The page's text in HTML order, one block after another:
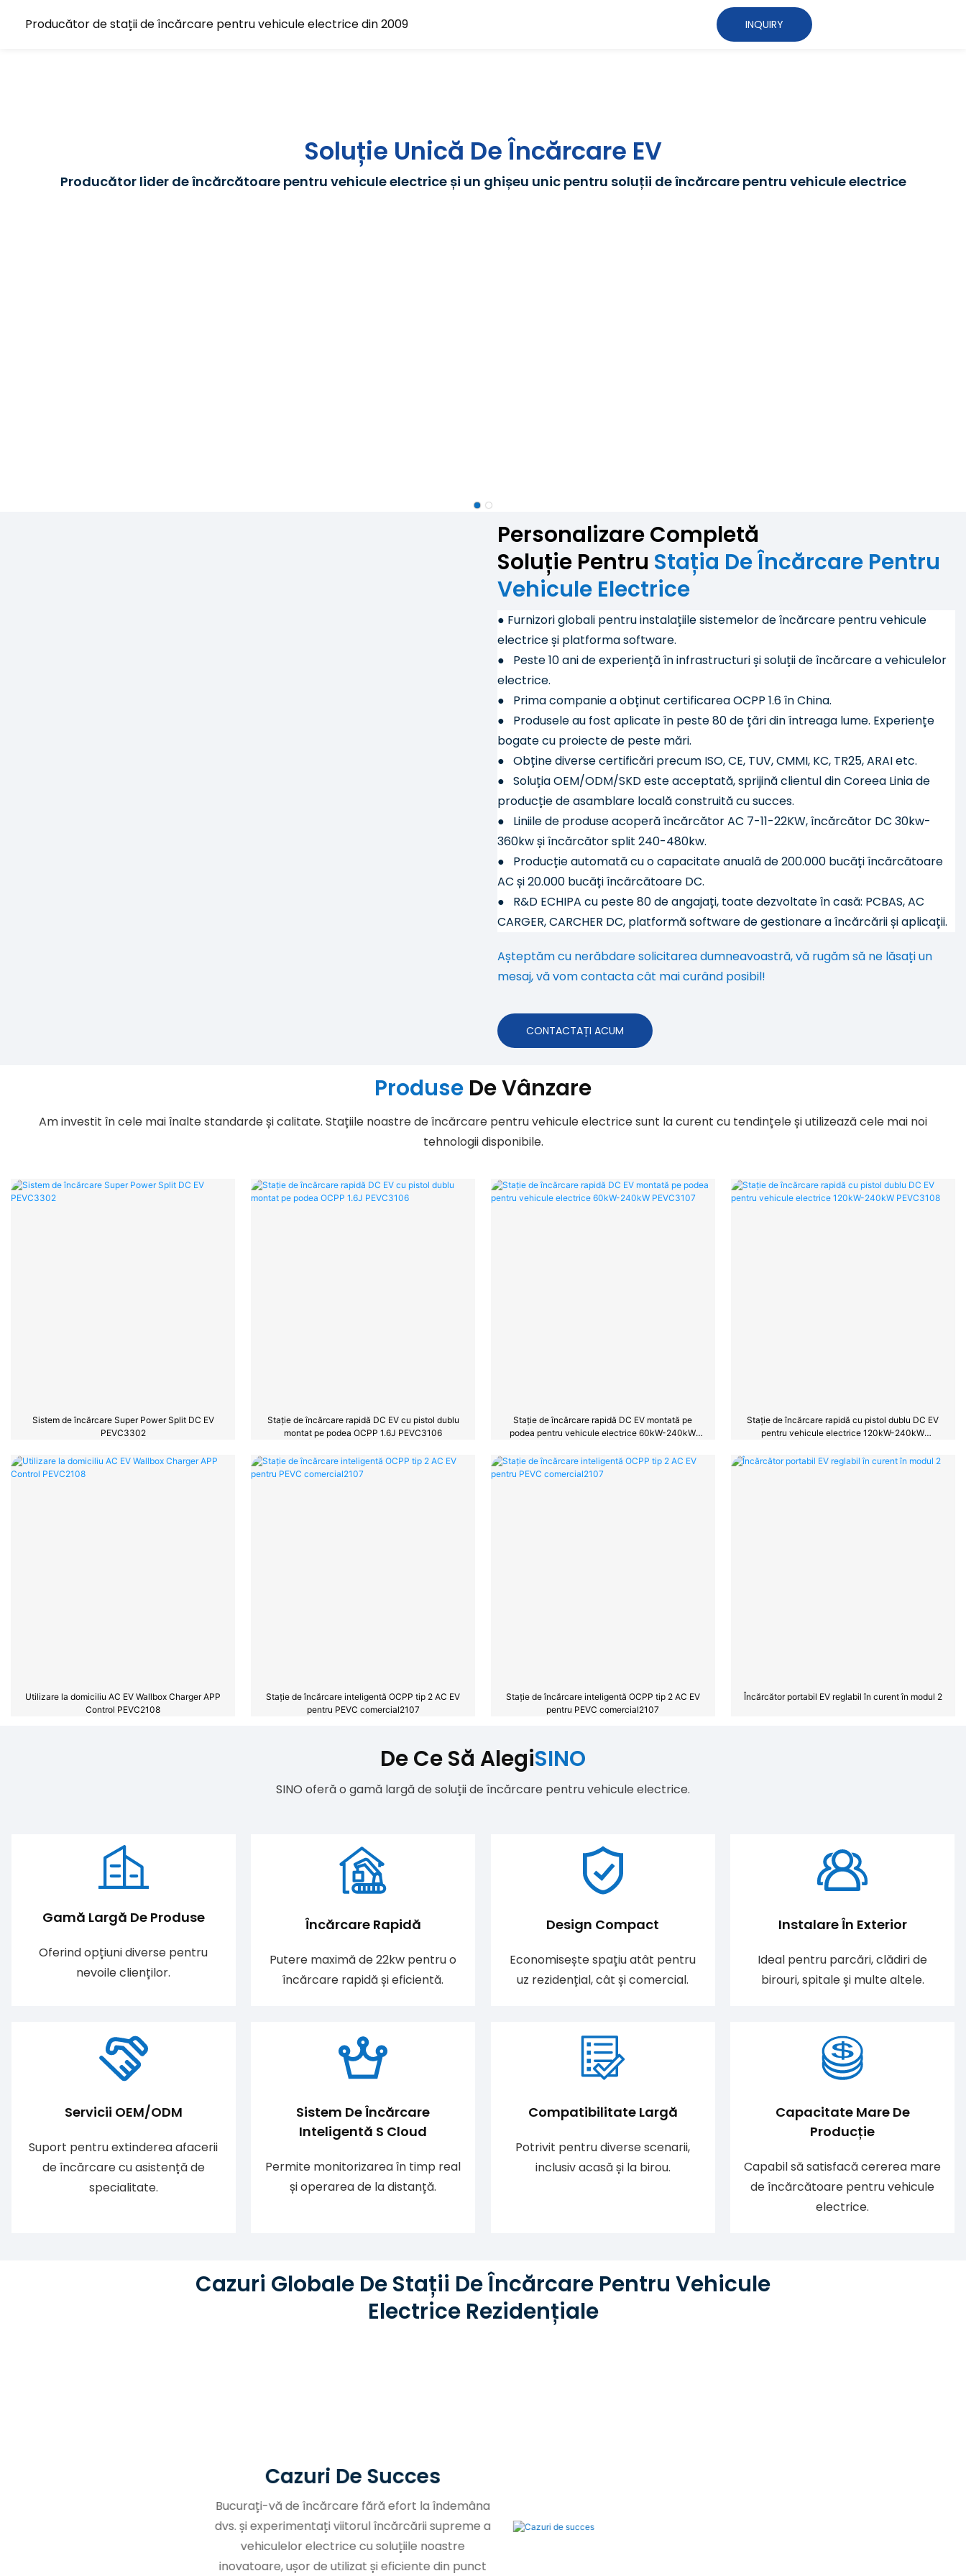
Producător de stații de încărcare pentru vehicule electrice din 2009 INQUIRY
electrice SINO Energy
Personalizare Completă
Soluție Pentru Stația De Încărcare Pentru
Vehicule Electrice
● Furnizori globali pentru instalațiile sistemelor de încărcare pentru vehicule
electrice și platforma software.
●
Peste 10 ani de experiență în infrastructuri și soluții de încărcare a vehiculelor
electrice.
●
Prima companie a obținut certificarea OCPP 1.6 în China.
●
Produsele au fost aplicate în peste 80 de țări din întreaga lume. Experiențe
bogate cu proiecte de peste mări.
● Obține diverse certificări precum ISO, CE, TUV, CMMI, KC, TR25, ARAI etc.
● Soluția OEM/ODM/SKD este acceptată, sprijină clientul din Coreea Linia de
producție de asamblare locală construită cu succes.
●
Liniile de produse acoperă încărcător AC 7-11-22KW, încărcător DC 30kw-
360kw și încărcător split 240-480kw.
●
Producție automată cu o capacitate anuală de 200.000 bucăți încărcătoare
AC și 20.000 bucăți încărcătoare DC.
●
R&D ECHIPA cu peste 80 de angajați, toate dezvoltate în casă: PCBAS, AC
CARGER, CARCHER DC, platformă software de gestionare a încărcării și aplicații.
Așteptăm cu nerăbdare solicitarea dumneavoastră, vă rugăm să ne lăsați un
mesaj, vă vom contacta cât mai curând posibil!
CONTACTAȚI ACUM
Produse De Vânzare
Am investit în cele mai înalte standarde și calitate. Stațiile noastre de încărcare pentru vehicule electrice sunt la curent cu tendințele și utilizează cele mai noi
tehnologii disponibile.
Sistem de încărcare Super Power Split DC EV
PEVC3302
Stație de încărcare rapidă DC EV cu pistol dublu
montat pe podea OCPP 1.6J PEVC3106
Stație de încărcare rapidă DC EV montată pe
podea pentru vehicule electrice 60kW-240kW
Stație de încărcare rapidă cu pistol dublu DC EV
pentru vehicule electrice 120kW-240kW
Utilizare la domiciliu AC EV Wallbox Charger APP
Control PEVC2108
Stație de încărcare inteligentă OCPP tip 2 AC EV
pentru PEVC comercial2107
Stație de încărcare inteligentă OCPP tip 2 AC EV
pentru PEVC comercial2107
Încărcător portabil EV reglabil în curent în modul 2
De Ce Să AlegiSINO
SINO oferă o gamă largă de soluții de încărcare pentru vehicule electrice.
Gamă Largă De Produse
Oferind opțiuni diverse pentru
nevoile clienților.
Încărcare Rapidă
Putere maximă de 22kw pentru o
încărcare rapidă și eficientă.
Design Compact
Economisește spațiu atât pentru
uz rezidențial, cât și comercial.
Instalare În Exterior
Ideal pentru parcări, clădiri de
birouri, spitale și multe altele.
Servicii OEM/ODM
Suport pentru extinderea afacerii
de încărcare cu asistență de
specialitate.
Sistem De Încărcare
Inteligentă S Cloud
Permite monitorizarea în timp real
și operarea de la distanță.
Compatibilitate Largă
Potrivit pentru diverse scenarii,
inclusiv acasă și la birou.
Capacitate Mare De
Producție
Capabil să satisfacă cererea mare
de încărcătoare pentru vehicule
electrice.
Cazuri Globale De Stații De Încărcare Pentru Vehicule
Electrice Rezidențiale